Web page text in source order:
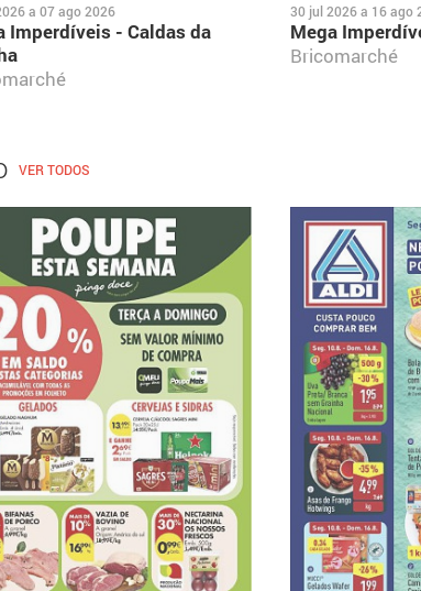
a 07 ago 2026
Imperdíveis - Caldas da
30 jul 2026 a 16 ago
Mega
Bricomarché
VER TODOS